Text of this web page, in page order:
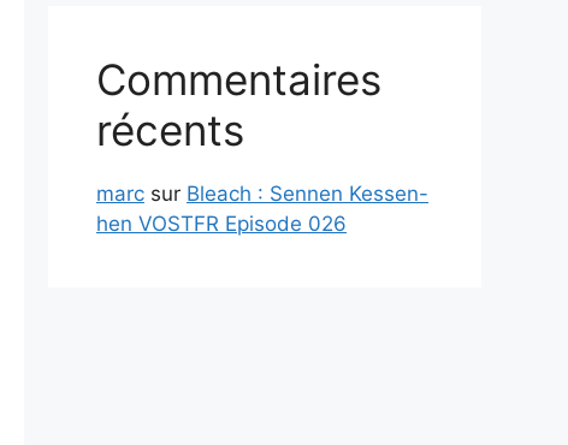
Commentaires
récents
marc sur Bleach : Sennen Kessen-
hen VOSTFR Episode 026